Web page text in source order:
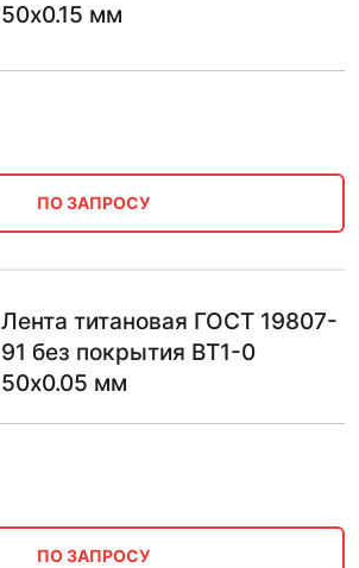
50х0.15 мм
ПО ЗАПРОСУ
Лента титановая ГОСТ 19807-
91 без покрытия ВТ1-0
50х0.05 мм
ПО ЗАПРОСУ